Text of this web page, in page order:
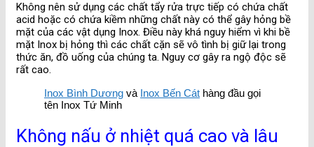
Không nên sử dụng các chất tẩy rửa trực tiếp có chứa chất
acid hoặc có chứa kiềm những chất này có thể gây hỏng bề
mặt của các vật dụng Inox. Điều này khá nguy hiểm vì khi bề
mặt Inox bị hỏng thì các chất cặn sẽ vô tình bị giữ lại trong
thức ăn, đồ uống của chúng ta. Nguy cơ gây ra ngộ độc sẽ
rất cao.
Inox Bình Dương và Inox Bến Cát hàng đầu gọi
tên Inox Tứ Minh
Không nấu ở nhiệt quá cao và lâu